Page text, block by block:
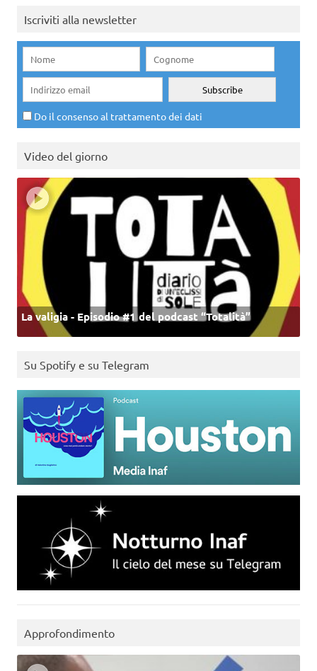
Iscriviti alla newsletter
Do il consenso al trattamento dei dati
Video del giorno
La valigia - Episodio #1 del podcast “Totalità”
Su Spotify e su Telegram
Approfondimento